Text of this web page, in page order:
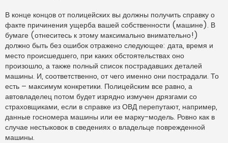
В конце концов от полицейских вы должны получить справку о
факте причинения ущерба вашей собственности (машине). В
бумаге (отнеситесь к этому максимально внимательно!)
должно быть без ошибок отражено следующее: дата, время и
место происшедшего, при каких обстоятельствах оно
произошло, а также полный список пострадавших деталей
машины. И, соответственно, от чего именно они пострадали. То
есть – максимум конкретики. Полицейским все равно, а
автовладелец потом будет изрядно измучен дрязгами со
страховщиками, если в справке из ОВД перепутают, например,
данные госномера машины или ее марку-модель. Ровно как в
случае нестыковок в сведениях о владельце поврежденной
машины.